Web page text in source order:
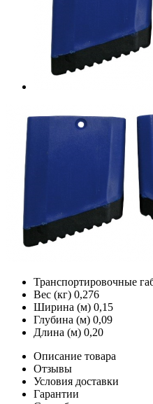
Транспортировочные
Вес (кг) 0,276
Ширина (м) 0,15
Глубина (м) 0,09
Длина (м) 0,20
Описание товара
Отзывы
Условия доставки
Гарантии